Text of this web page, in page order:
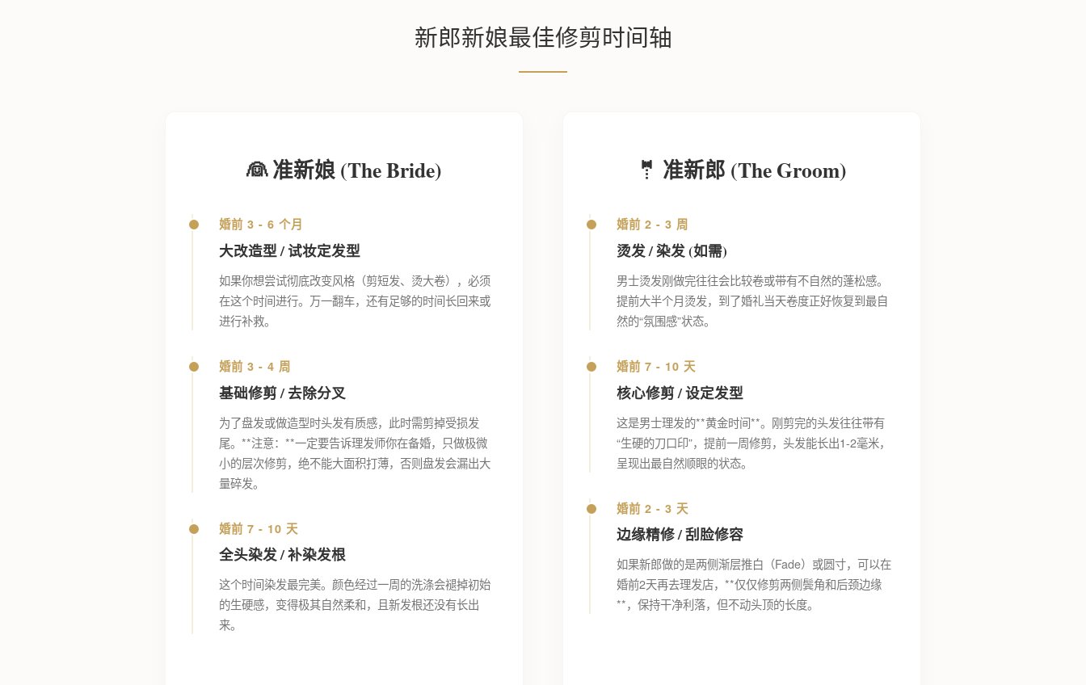
新郎新娘最佳修剪时间轴
👰 准新娘 (The Bride)
婚前 3 - 6 个月
大改造型 / 试妆定发型
如果你想尝试彻底改变风格（剪短发、烫大卷），必须
在这个时间进行。万一翻车，还有足够的时间长回来或
进行补救。
婚前 3 - 4 周
基础修剪 / 去除分叉
为了盘发或做造型时头发有质感，此时需剪掉受损发
尾。**注意：**一定要告诉理发师你在备婚，只做极微
小的层次修剪，绝不能大面积打薄，否则盘发会漏出大
量碎发。
婚前 7 - 10 天
全头染发 / 补染发根
这个时间染发最完美。颜色经过一周的洗涤会褪掉初始
的生硬感，变得极其自然柔和，且新发根还没有长出
来。
🤵 准新郎 (The Groom)
婚前 2 - 3 周
烫发 / 染发 (如需)
男士烫发刚做完往往会比较卷或带有不自然的蓬松感。
提前大半个月烫发，到了婚礼当天卷度正好恢复到最自
然的“氛围感”状态。
婚前 7 - 10 天
核心修剪 / 设定发型
这是男士理发的**黄金时间**。刚剪完的头发往往带有
“生硬的刀口印”，提前一周修剪，头发能长出1-2毫米，
呈现出最自然顺眼的状态。
婚前 2 - 3 天
边缘精修 / 刮脸修容
如果新郎做的是两侧渐层推白（Fade）或圆寸，可以在
婚前2天再去理发店，**仅仅修剪两侧鬓角和后颈边缘
**，保持干净利落，但不动头顶的长度。